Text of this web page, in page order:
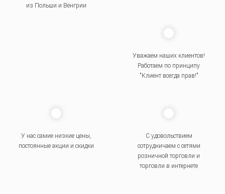
из Польши и Венгрии
Уважаем наших клиентов!
Работаем по принципу
"Клиент всегда прав!"
У нас самие низкие цены,
постоянные акции и скидки
С удовольствием
сотрудничаем с сетями
розничной торговли и
торговли в интернете